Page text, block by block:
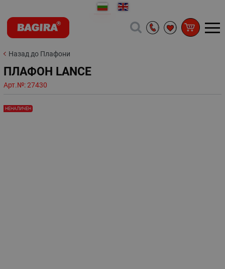
Назад до Плафони
ПЛАФОН LANCE
Арт.№:27430
НЕНАЛИЧЕН